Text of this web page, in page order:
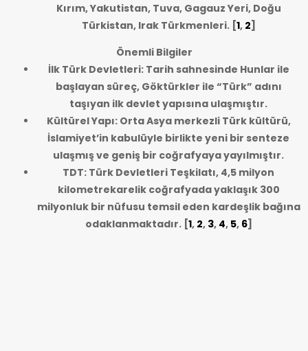
Kırım, Yakutistan, Tuva, Gagauz Yeri, Doğu
Türkistan, Irak Türkmenleri.[1, 2]
Önemli Bilgiler
İlk Türk Devletleri: Tarih sahnesinde Hunlar ile
başlayan süreç, Göktürkler ile “Türk” adını
taşıyan ilk devlet yapısına ulaşmıştır.
Kültürel Yapı: Orta Asya merkezli Türk kültürü,
İslamiyet’in kabulüyle birlikte yeni bir senteze
ulaşmış ve geniş bir coğrafyaya yayılmıştır.
TDT: Türk Devletleri Teşkilatı, 4,5 milyon
kilometrekarelik coğrafyada yaklaşık 300
milyonluk bir nüfusu temsil eden kardeşlik bağına
odaklanmaktadır.[1, 2, 3, 4, 5, 6]